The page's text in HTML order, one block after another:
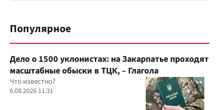
Популярное
Дело о 1500 уклонистах: на Закарпатье проходят
масштабные обыски в ТЦК, – Глагола
Что известно?
6.08.2026 11:31